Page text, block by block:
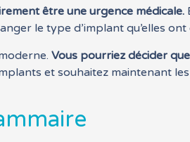
être une urgence médicale.
le type d’implant qu’elles
Vous pourriez décider
et souhaitez maintenant